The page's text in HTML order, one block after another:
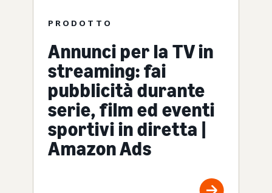
PRODOTTO
Annunci per la TV in
streaming: fai
pubblicità durante
serie, film ed eventi
sportivi in diretta |
Amazon Ads